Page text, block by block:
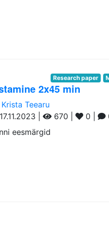
Research paper
2x45 min
Krista Teearu
17.11.2023 |
670 | 0 |
eesmärgid